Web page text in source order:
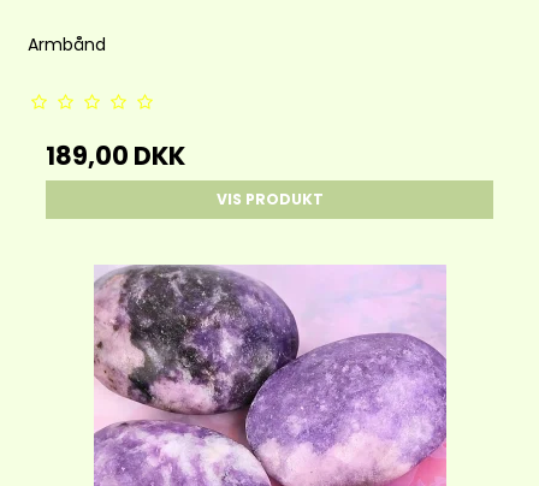
Armbånd
189,00 DKK
VIS PRODUKT